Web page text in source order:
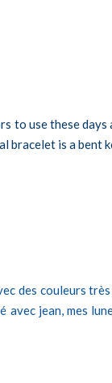
to use these
bracelet is a bent
des couleurs
jean, mes